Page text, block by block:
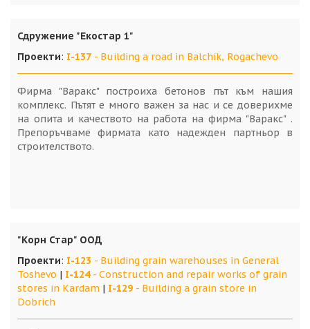
Сдружение "Екостар 1"
Проекти: I-137 - Building a road in Balchik, Rogachevo
Фирма "Варакс" построиха бетонов път към нашия
комплекс. Пътят е много важен за нас и се доверихме
на опита и качеството на работа на фирма "Варакс" .
Препоръчваме фирмата като надежден партньор в
строителството.
"Корн Стар" ООД
Проекти: I-123 - Building grain warehouses in General
Toshevo | I-124- Construction and repair works of grain
stores in Kardam | I-129 - Building a grain storе in
Dobrich